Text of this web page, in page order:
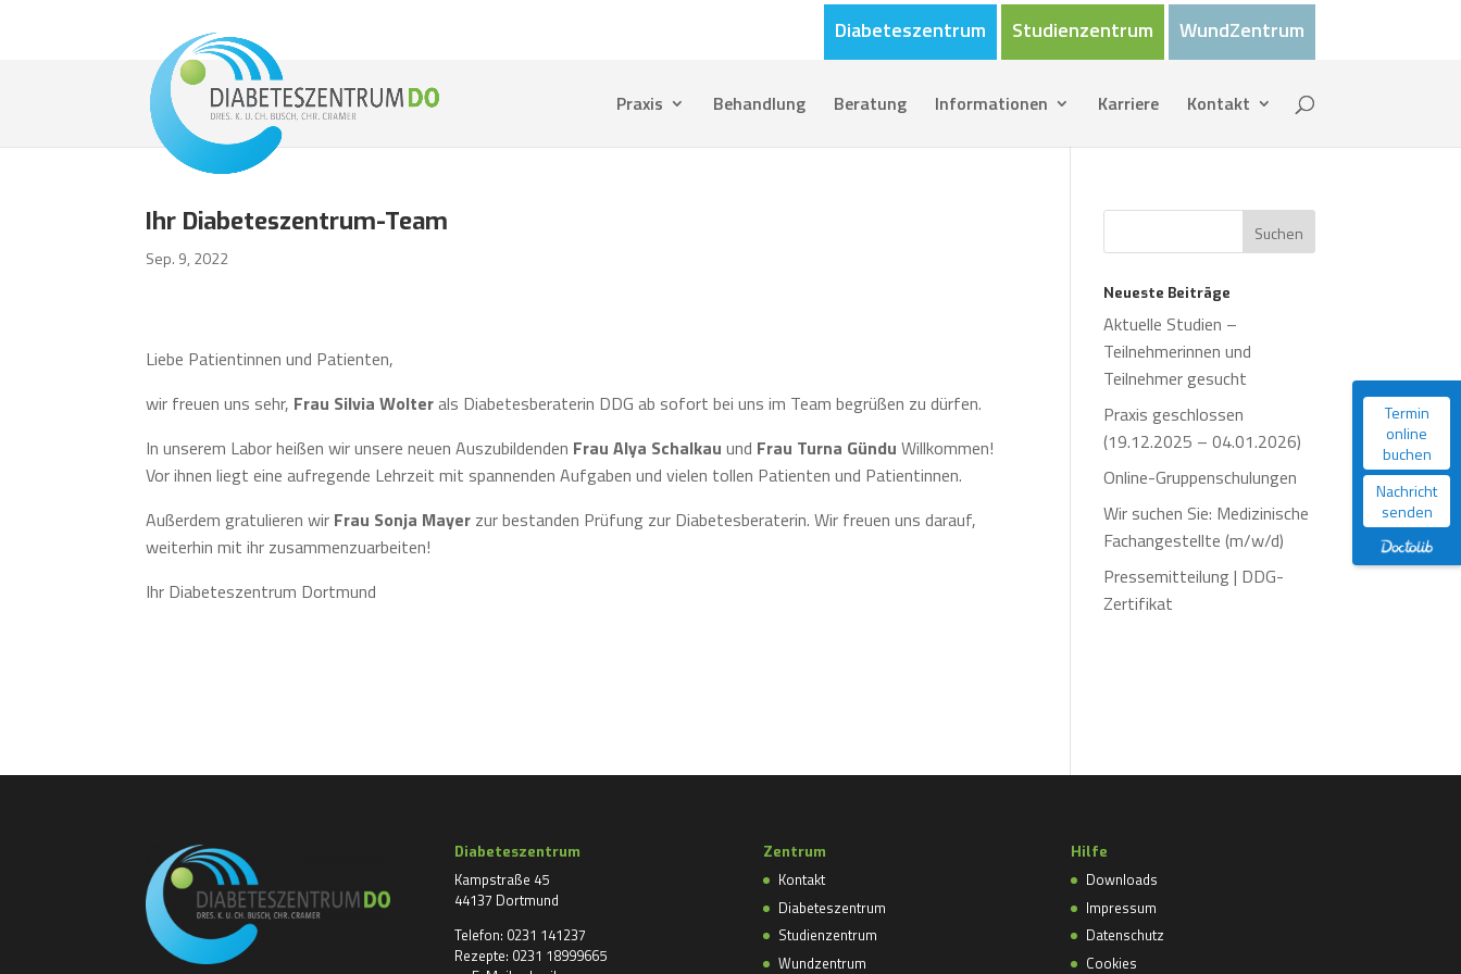
Termin
online
buchen
Nachricht
senden
Diabeteszentrum Studienzentrum WundZentrum
Praxis Behandlung Beratung Informationen Karriere Kontakt
Ihr Diabeteszentrum-Team
Sep. 9, 2022
Liebe Patientinnen und Patienten,
wir freuen uns sehr, Frau Silvia Wolterals Diabetesberaterin DDG ab sofort bei uns im Team begrüßen zu dürfen.
In unserem Labor heißen wir unsere neuen Auszubildenden Frau Alya Schalkau und Frau Turna Gündu Willkommen!
Vor ihnen liegt eine aufregende Lehrzeit mit spannenden Aufgaben und vielen tollen Patienten und Patientinnen.
Außerdem gratulieren wir Frau Sonja Mayer zur bestanden Prüfung zur Diabetesberaterin. Wir freuen uns darauf,
weiterhin mit ihr zusammenzuarbeiten!
Ihr Diabeteszentrum Dortmund
Neueste Beiträge
Aktuelle Studien –
Teilnehmerinnen und
Teilnehmer gesucht
Praxis geschlossen
(19.12.2025 – 04.01.2026)
Online-Gruppenschulungen
Wir suchen Sie: Medizinische
Fachangestellte (m/w/d)
Pressemitteilung | DDG-
Zertifikat
Diabeteszentrum
Kampstraße 45
44137 Dortmund
Telefon: 0231 141237
Rezepte: 0231 18999665
Zentrum
Kontakt
Diabeteszentrum
Studienzentrum
Wundzentrum
Hilfe
Downloads
Impressum
Datenschutz
Cookies